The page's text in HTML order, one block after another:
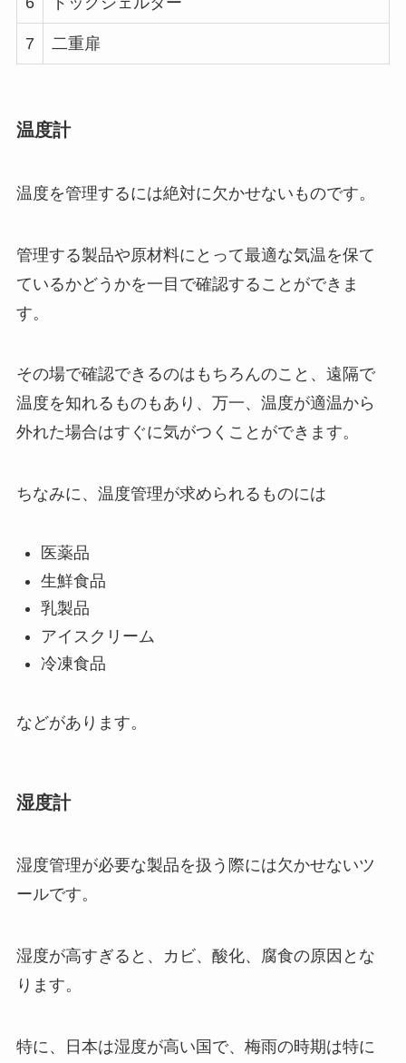
7 二重扉
温度計
温度を管理するには絶対に欠かせないものです。
管理する製品や原材料にとって最適な気温を保て
ているかどうかを一目で確認することができま
す。
その場で確認できるのはもちろんのこと、遠隔で
温度を知れるものもあり、万一、温度が適温から
外れた場合はすぐに気がつくことができます。
ちなみに、温度管理が求められるものには
医薬品
生鮮食品
乳製品
アイスクリーム
冷凍食品
などがあります。
湿度計
湿度管理が必要な製品を扱う際には欠かせないツ
ールです。
湿度が高すぎると、カビ、酸化、腐食の原因とな
ります。
特に、日本は湿度が高い国で、梅雨の時期は特に